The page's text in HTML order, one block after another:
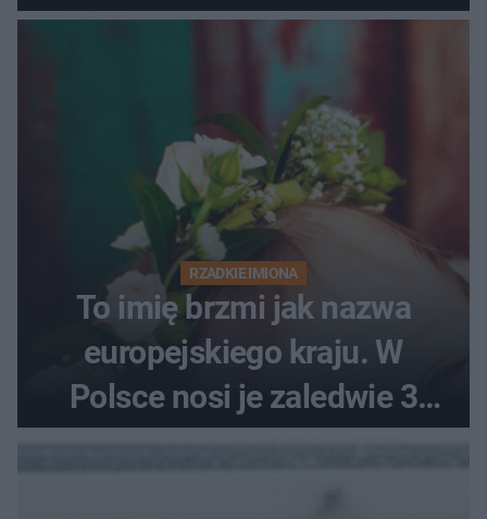
RZADKIE IMIONA
To imię brzmi jak nazwa
europejskiego kraju. W
Polsce nosi je zaledwie 3
kobiety